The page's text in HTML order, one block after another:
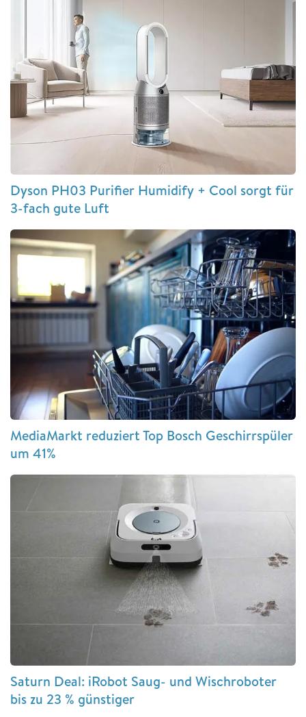
Dyson PH03 Purifier Humidify + Cool sorgt für
3-fach gute Luft
MediaMarkt reduziert Top Bosch Geschirrspüler
um 41%
Saturn Deal: iRobot Saug- und Wischroboter
bis zu 23 % günstiger